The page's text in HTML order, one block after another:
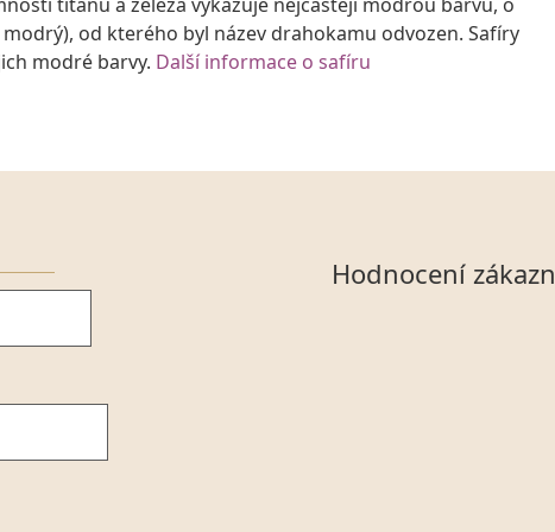
od kterého byl název drahokamu odvozen. Safíry
modré barvy. Další informace o safíru
Hodnocení